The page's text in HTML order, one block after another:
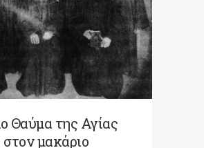
Θαύμα της Αγίας
μακάριο